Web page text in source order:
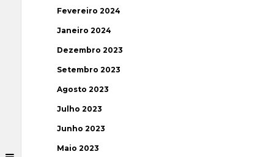
Fevereiro 2024
Janeiro 2024
Dezembro 2023
Setembro 2023
Agosto 2023
Julho 2023
Junho 2023
Maio 2023